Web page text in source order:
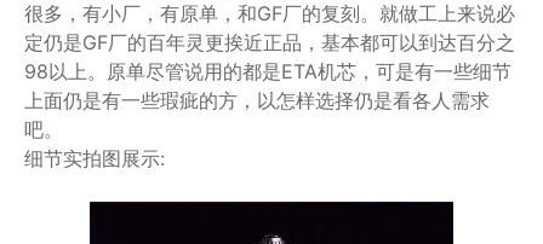
很多，有小厂，有原单，和GF厂的复刻。就做工上来说必
定仍是GF厂的百年灵更挨近正品，基本都可以到达百分之
98以上。原单尽管说用的都是ETA机芯，可是有一些细节
上面仍是有一些瑕疵的方，以怎样选择仍是看各人需求
吧。
细节实拍图展示: